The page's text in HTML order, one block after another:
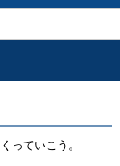
っていこう。